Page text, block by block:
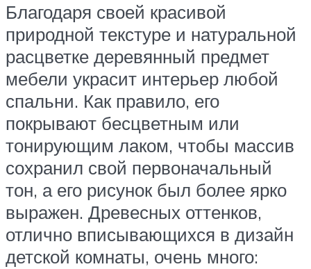
Благодаря своей красивой
природной текстуре и натуральной
расцветке деревянный предмет
мебели украсит интерьер любой
спальни. Как правило, его
покрывают бесцветным или
тонирующим лаком, чтобы массив
сохранил свой первоначальный
тон, а его рисунок был более ярко
выражен. Древесных оттенков,
отлично вписывающихся в дизайн
детской комнаты, очень много: